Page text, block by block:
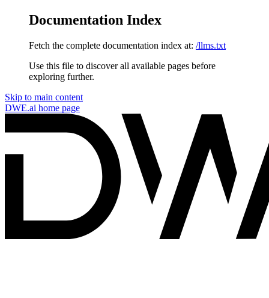
Documentation Index
Fetch the complete documentation index at: /llms.txt
Use this file to discover all available pages before
exploring further.
Skip to main content
DWE.ai home page